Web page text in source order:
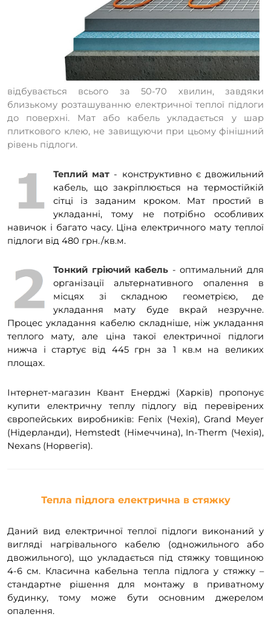
відбувається всього за 50-70 хвилин, завдяки
близькому розташуванню електричної теплої підлоги
до поверхні. Мат або кабель укладається у шар
плиткового клею, не завищуючи при цьому фінішний
рівень підлоги.
Теплий мат - конструктивно є двожильний
кабель, що закріплюється на термостійкій
сітці із заданим кроком. Мат простий в
укладанні, тому не потрібно особливих
навичок і багато часу. Ціна електричного мату теплої
підлоги від 480 грн./кв.м.
Тонкий гріючий кабель - оптимальний для
організації альтернативного опалення в
місцях зі складною геометрією, де
укладання мату буде вкрай незручне.
Процес укладання кабелю складніше, ніж укладання
теплого мату, але ціна такої електричної підлоги
нижча і стартує від 445 грн за 1 кв.м на великих
площах.
Інтернет-магазин Квант Енерджі (Харків) пропонує
купити електричну теплу підлогу від перевірених
європейських виробників: Fenix ​​(Чехія), Grand Meyer
(Нідерланди), Hemstedt (Німеччина), In-Therm (Чехія),
Nexans (Норвегія).
Тепла підлога електрична в стяжку
Даний вид електричної теплої підлоги виконаний у
вигляді нагрівального кабелю (одножильного або
двожильного), що укладається під стяжку товщиною
4-6 см. Класична кабельна тепла підлога у стяжку –
стандартне рішення для монтажу в приватному
будинку, тому може бути основним джерелом
опалення.